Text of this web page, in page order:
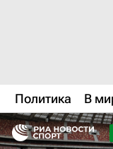
Политика В